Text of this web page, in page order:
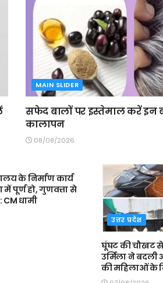
MAIN SLIDER
सफेद बालों पर इस्तेमाल करें इन
कालापन
08/08/2026
के निर्माण कार्य
पूर्ण हो, गुणवत्ता से
धामी
उत्तर प्रदेश
घूंघट की चौखट
उर्मिला ने बदली
की महिलाओं के